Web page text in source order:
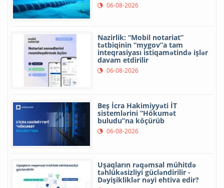
06-08-2026
Nazirlik: “Mobil notariat”
tətbiqinin “mygov”a tam
inteqrasiyası istiqamətində işlər
davam etdirilir
06-08-2026
Beş İcra Hakimiyyəti İT
sistemlərini “Hökumət
buludu”na köçürüb
06-08-2026
Uşaqların rəqəmsal mühitdə
təhlükəsizliyi gücləndirilir -
Dəyişikliklər nəyi ehtiva edir?